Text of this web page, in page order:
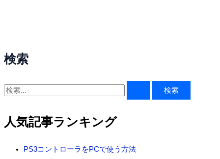
検索
検
対
象
人気記事ランキング
PS3コントローラをPCで使う方法